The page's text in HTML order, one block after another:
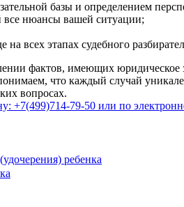
базы и определением
все нюансы вашей ситуации;
всех этапах судебного
фактов, имеющих юридическое
что каждый случай
вопросах.
+7(499)714-79-50 или по
ребенка